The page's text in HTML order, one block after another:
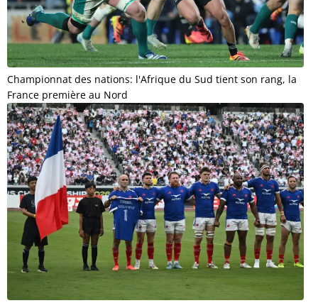
Championnat des nations: l'Afrique du Sud tient son rang, la
France première au Nord